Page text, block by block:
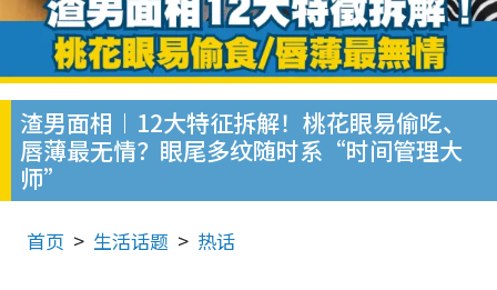
渣男面相︱12大特征拆解！桃花眼易偷吃、
唇薄最无情？眼尾多纹随时系“时间管理大
师”
首页 生活话题 热话